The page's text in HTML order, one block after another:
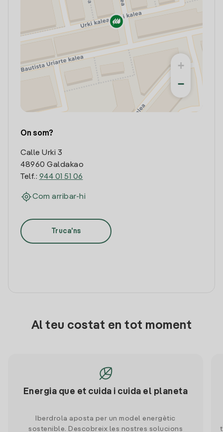
+
−
On som?
Calle Urki 3
48960 Galdakao
Telf.: 944 01 51 06
Com arribar-hi
Truca'ns
Al teu costat en tot moment
Energia que et cuida i cuida el planeta
Iberdrola aposta per un model energètic
sostenible. Descobreix les nostres solucions